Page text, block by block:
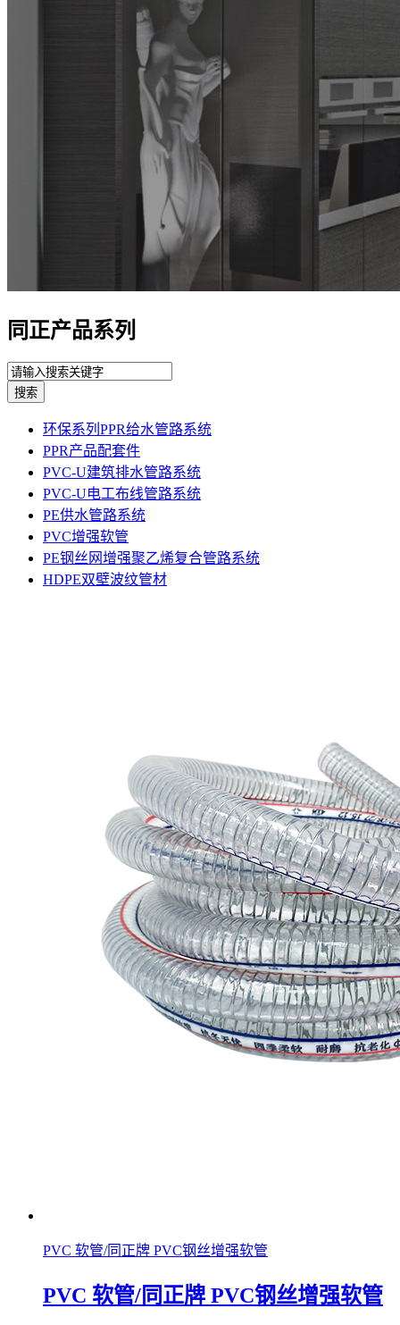
同正产品系列
环保系列PPR给水管路系统
PPR产品配套件
PVC-U建筑排水管路系统
PVC-U电工布线管路系统
PE供水管路系统
PVC增强软管
PE钢丝网增强聚乙烯复合管路系统
HDPE双壁波纹管材
PVC 软管/同正牌 PVC钢丝增强软管
PVC 软管/同正牌 PVC钢丝增强软管